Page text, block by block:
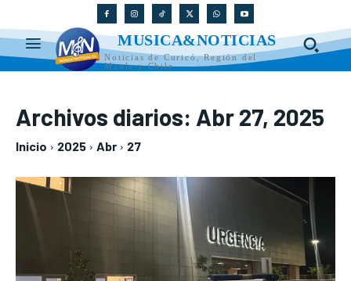
MUSICA&NOTICIAS
Noticias de Curicó, Región del
Maule y Chile
Archivos diarios: Abr 27, 2025
Inicio 2025 Abr 27